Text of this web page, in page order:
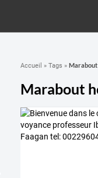
Accueil » Tags » Marabout
Marabout